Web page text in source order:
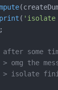
print ( 'isolate
some
omg the
isolate